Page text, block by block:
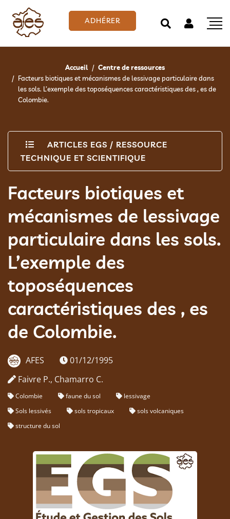
ADHÉRER
Accueil
Centre de ressources
Facteurs biotiques et mécanismes de lessivage particulaire dans
les sols. L’exemple des toposéquences caractéristiques des , es de
Colombie.
ARTICLES EGS / RESSOURCE
TECHNIQUE ET SCIENTIFIQUE
Facteurs biotiques et
mécanismes de lessivage
particulaire dans les sols.
L’exemple des
toposéquences
caractéristiques des , es
de Colombie.
AFES
01/12/1995
Faivre P., Chamarro C.
Colombie faune du sol
lessivage
Sols lessivés
sols tropicaux
sols volcaniques
structure du sol